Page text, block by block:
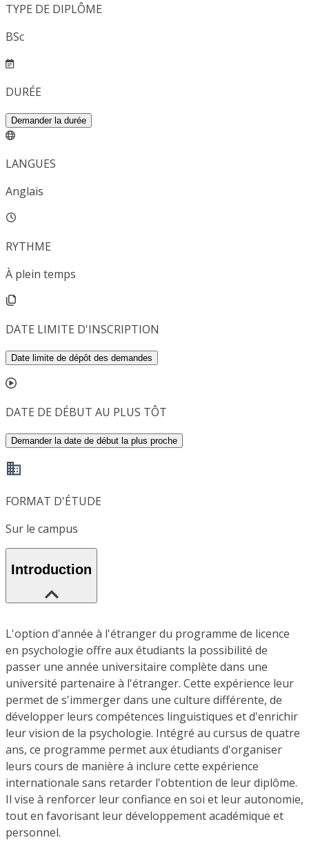
TYPE DE DIPLÔME
BSc
DURÉE
Demander la durée
LANGUES
Anglais
RYTHME
À plein temps
DATE LIMITE D'INSCRIPTION
Date limite de dépôt des demandes
DATE DE DÉBUT AU PLUS TÔT
Demander la date de début la plus proche
FORMAT D'ÉTUDE
Sur le campus
Introduction
L'option d'année à l'étranger du programme de licence
en psychologie offre aux étudiants la possibilité de
passer une année universitaire complète dans une
université partenaire à l'étranger. Cette expérience leur
permet de s'immerger dans une culture différente, de
développer leurs compétences linguistiques et d'enrichir
leur vision de la psychologie. Intégré au cursus de quatre
ans, ce programme permet aux étudiants d'organiser
leurs cours de manière à inclure cette expérience
internationale sans retarder l'obtention de leur diplôme.
Il vise à renforcer leur confiance en soi et leur autonomie,
tout en favorisant leur développement académique et
personnel.